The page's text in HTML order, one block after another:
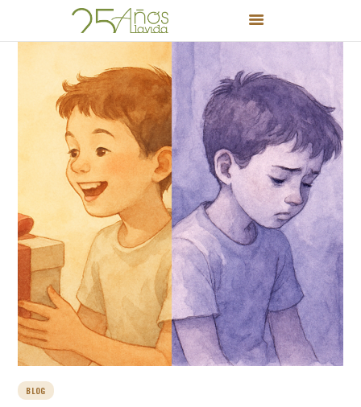
INICIO
PROYECTO EDUCATIVO
EDUCACIÓN INFANTIL Y
PRIMARIA
BLOG
PUERTAS ABIERTAS
FORMACIÓN
BLOG